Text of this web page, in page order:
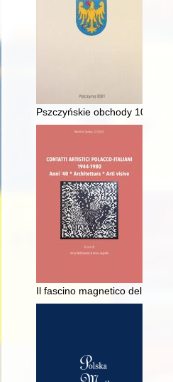
Pszczyńskie obchody 100.
Il fascino magnetico del